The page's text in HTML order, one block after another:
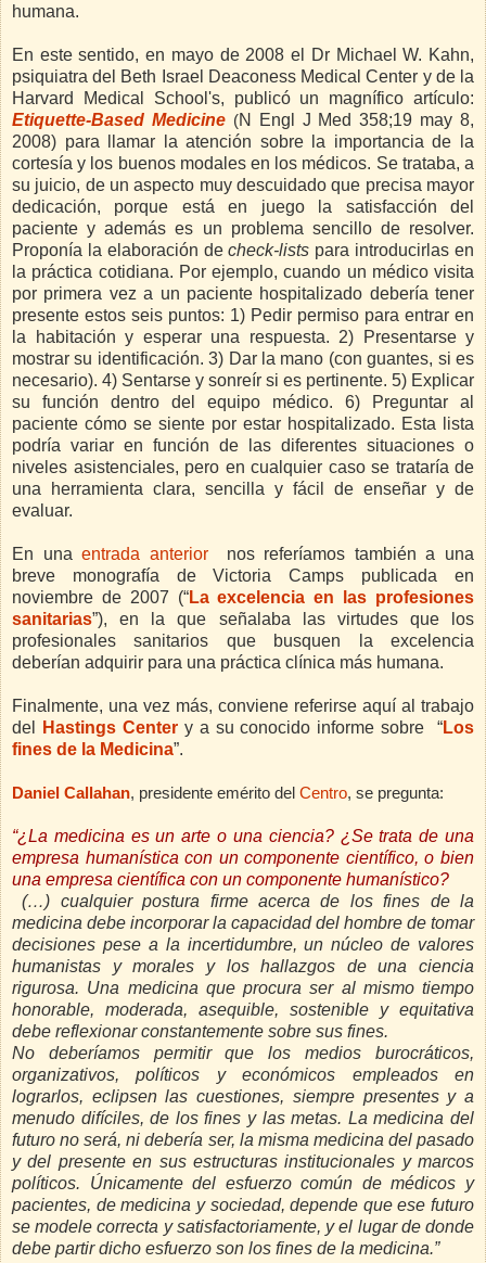
humana.
En este sentido, en mayo de 2008 el Dr Michael W. Kahn,
psiquiatra del Beth Israel Deaconess Medical Center y de la
Harvard Medical School's, publicó un magnífico artículo:
Etiquette-Based Medicine (N Engl J Med 358;19 may 8,
2008) para llamar la atención sobre la importancia de la
cortesía y los buenos modales en los médicos. Se trataba, a
su juicio, de un aspecto muy descuidado que precisa mayor
dedicación, porque está en juego la satisfacción del
paciente y además es un problema sencillo de resolver.
Proponía la elaboración decheck-lists para introducirlas en
la práctica cotidiana. Por ejemplo, cuando un médico visita
por primera vez a un paciente hospitalizado debería tener
presente estos seis puntos: 1) Pedir permiso para entrar en
la habitación y esperar una respuesta. 2) Presentarse y
mostrar su identificación. 3) Dar la mano (con guantes, si es
necesario). 4) Sentarse y sonreír si es pertinente. 5) Explicar
su función dentro del equipo médico. 6) Preguntar al
paciente cómo se siente por estar hospitalizado. Esta lista
podría variar en función de las diferentes situaciones o
niveles asistenciales, pero en cualquier caso se trataría de
una herramienta clara, sencilla y fácil de enseñar y de
evaluar.
En unaentrada anterior
nos referíamos también a una
breve monografía de Victoria Camps publicada en
noviembre de 2007 (“La excelencia en las profesiones
sanitarias”), en la que señalaba las virtudes que los
profesionales sanitarios que busquen la excelencia
deberían adquirir para una práctica clínica más humana.
Finalmente, una vez más, conviene referirse aquí al trabajo
del
Hastings Center y a su conocido informe sobre “Los
fines de la Medicina”.
Daniel Callahan, presidente emérito del Centro, se pregunta:
“¿La medicina es un arte o una ciencia? ¿Se trata de una
empresa humanística con un componente científico, o bien
una empresa científica con un componente humanístico?
(…) cualquier postura firme acerca de los fines de la
medicina debe incorporar la capacidad del hombre de tomar
decisiones pese a la incertidumbre, un núcleo de valores
humanistas y morales y los hallazgos de una ciencia
rigurosa. Una medicina que procura ser al mismo tiempo
honorable, moderada, asequible, sostenible y equitativa
debe reflexionar constantemente sobre sus fines.
No deberíamos permitir que los medios burocráticos,
organizativos, políticos y económicos empleados en
lograrlos, eclipsen las cuestiones, siempre presentes y a
menudo difíciles, de los fines y las metas. La medicina del
futuro no será, ni debería ser, la misma medicina del pasado
y del presente en sus estructuras institucionales y marcos
políticos. Únicamente del esfuerzo común de médicos y
pacientes, de medicina y sociedad, depende que ese futuro
se modele correcta y satisfactoriamente, y el lugar de donde
debe partir dicho esfuerzo son los fines de la medicina.”